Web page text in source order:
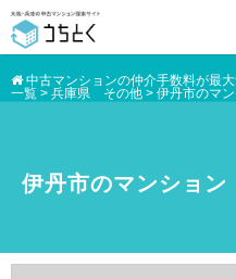
中古マンションの仲介手数料が最
一覧 > 兵庫県 その他 > 伊丹市のマ
伊丹市のマンション